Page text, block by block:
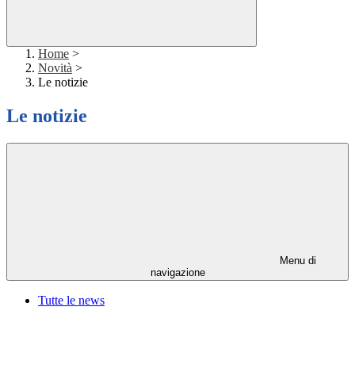
Home >
Novità >
Le notizie
Le notizie
Menu di
navigazione
Tutte le news